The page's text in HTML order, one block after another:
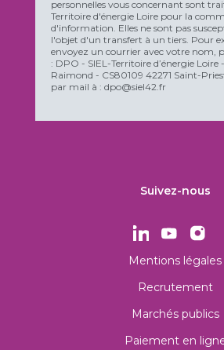
personnelles vous concernant sont
Territoire d'énergie Loire pour la
d'information. Elles ne sont pas
l'objet d'un transfert à un tiers. Pour
envoyez un courrier avec votre nom,
: DPO - SIEL-Territoire d’énergie
Raimond - CS80109 42271 Saint-
par mail à : dpo@siel42.fr
Suivez-nous
Mentions légales
Recrutement
Marchés publics
Paiement en